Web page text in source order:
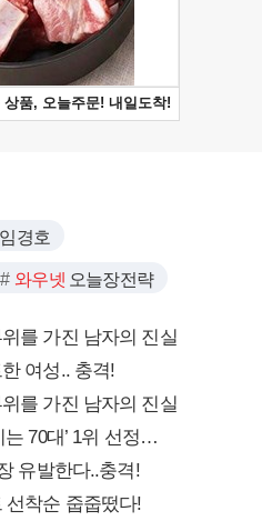
경호
와우넷 오늘장전략
를 가진 남자의 진실
여성.. 충격!
를 가진 남자의 진실
는 70대’ 1위 선정…
유발한다..충격!
선착순 줍줍떴다!